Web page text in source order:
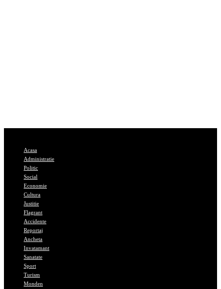
Acasa
Administratie
Politic
Social
Economie
Cultura
Justitie
Flagrant
Accidente
Reportaj
Ancheta
Invatamant
Sanatate
Sport
Turism
Monden